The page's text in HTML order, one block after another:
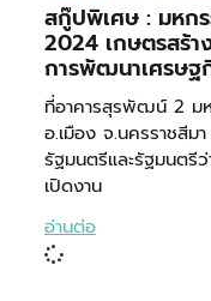
สกู๊ปพิเศษ : มหก
2024 เกษตรสร้า
การพัฒนาเศรษฐ
ที่อาคารสุรพัฒน์ 2 มห
อ.เมือง จ.นครราชสีม
รัฐมนตรีและรัฐมนตรี
เปิดงาน
อ่านต่อ